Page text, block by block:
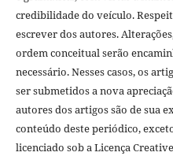
credibilidade do veículo.
escrever dos autores.
ordem conceitual serão
necessário. Nesses casos, os
ser submetidos a nova
autores dos artigos são de sua
conteúdo deste periódico,
licenciado sob a Licença